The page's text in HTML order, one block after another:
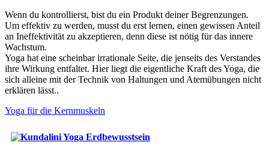
Wenn du kontrollierst, bist du ein Produkt deiner Begrenzungen.
Um effektiv zu werden, musst du erst lernen, einen gewissen Anteil
an Ineffektivität zu akzeptieren, denn diese ist nötig für das innere
Wachstum.
Yoga hat eine scheinbar irrationale Seite, die jenseits des Verstandes
ihre Wirkung entfaltet. Hier liegt die eigentliche Kraft des Yoga, die
sich alleine mit der Technik von Haltungen und Atemübungen nicht
erklären lässt..
Yoga für die Kernmuskeln